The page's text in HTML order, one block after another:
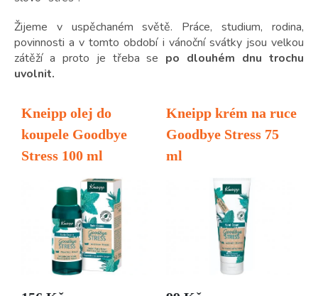
Žijeme v uspěchaném světě. Práce, studium, rodina,
povinnosti a v tomto období i vánoční svátky jsou velkou
zátěží a proto je třeba se po dlouhém dnu trochu
uvolnit.